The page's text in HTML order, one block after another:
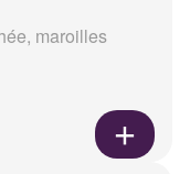
maroilles